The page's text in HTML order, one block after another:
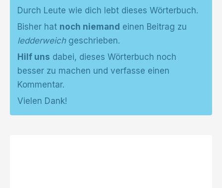
Durch Leute wie dich lebt dieses Wörterbuch.
Bisher hat noch niemand einen Beitrag zu
ledderweichgeschrieben.
Hilf uns dabei, dieses Wörterbuch noch
besser zu machen und verfasse einen
Kommentar.
Vielen Dank!